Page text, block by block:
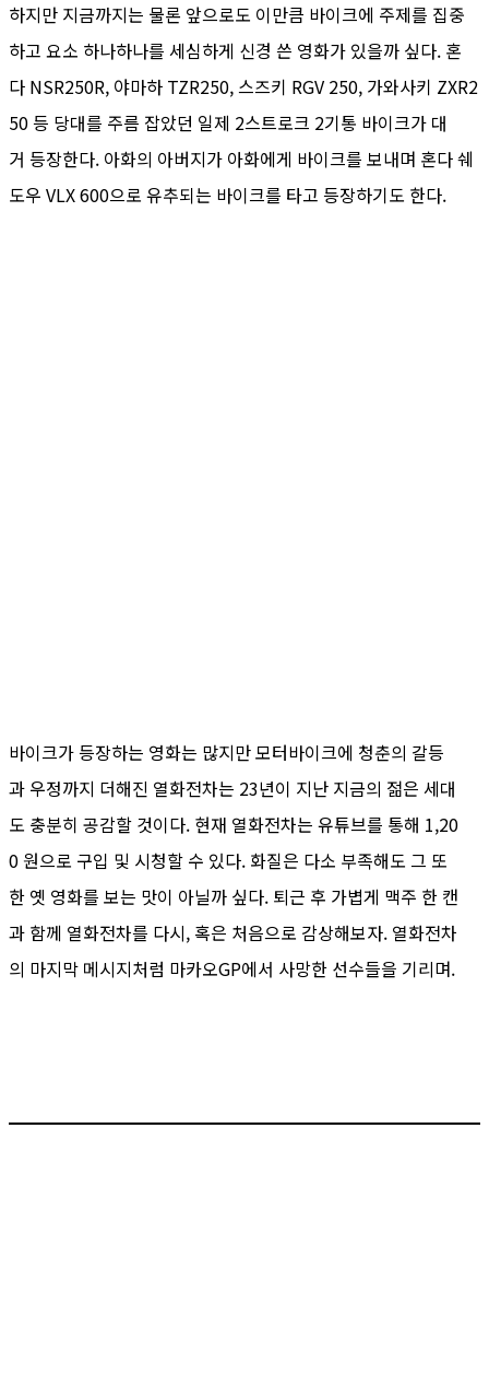
하지만 지금까지는 물론 앞으로도 이만큼 바이크에 주제를 집중
하고 요소 하나하나를 세심하게 신경 쓴 영화가 있을까 싶다. 혼
다 NSR250R, 야마하 TZR250, 스즈키 RGV 250, 가와사키 ZXR2
50 등 당대를 주름 잡았던 일제 2스트로크 2기통 바이크가 대
거 등장한다. 아화의 아버지가 아화에게 바이크를 보내며 혼다 쉐
도우 VLX 600으로 유추되는 바이크를 타고 등장하기도 한다.
바이크가 등장하는 영화는 많지만 모터바이크에 청춘의 갈등
과 우정까지 더해진 열화전차는 23년이 지난 지금의 젊은 세대
도 충분히 공감할 것이다. 현재 열화전차는 유튜브를 통해 1,20
0 원으로 구입 및 시청할 수 있다. 화질은 다소 부족해도 그 또
한 옛 영화를 보는 맛이 아닐까 싶다. 퇴근 후 가볍게 맥주 한 캔
과 함께 열화전차를 다시, 혹은 처음으로 감상해보자. 열화전차
의 마지막 메시지처럼 마카오GP에서 사망한 선수들을 기리며.